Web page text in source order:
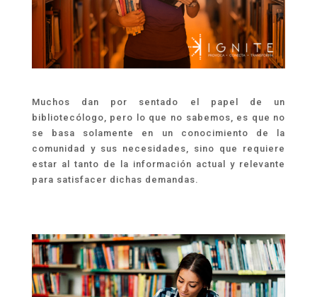
Muchos dan por sentado el papel de un
bibliotecólogo, pero lo que no sabemos, es que no
se basa solamente en un conocimiento de la
comunidad y sus necesidades, sino que requiere
estar al tanto de la información actual y relevante
para satisfacer dichas demandas.